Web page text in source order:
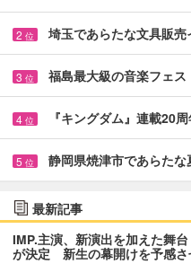
2 位 埼玉であらたな文具販
3 位 福島最大級の音楽フェ
4 位 『キングダム』連載20
5 位 静岡県焼津市であらた
最新記事
IMP.主演、新演出を加えた舞
が決定 新生の幕開けを予感